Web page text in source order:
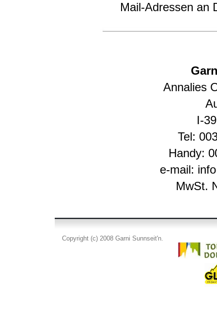
Mail-Adressen an
Annalies
I-
Tel:
Handy:
e-mail:
MwSt.
Copyright (c) 2008 Garni Sunnseit'n.